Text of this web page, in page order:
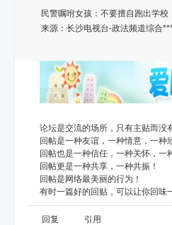
民警嘱咐女孩：不要擅自跑出学校
来源：长沙电视台-政法频道综合
广告
论坛是交流的场所，只有主贴而没
回帖是一种友谊，一种情意，一种
回帖也是一种信任，一种关怀，一
回帖更是一种共享，一种共振！
回帖是网络最美丽的行为！
有时一篇好的回贴，可以让你回味
回复 引用